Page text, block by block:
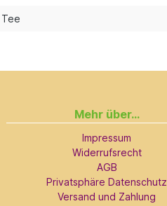
Mehr über...
Impressum
Widerrufsrecht
AGB
Privatsphäre Datenschutz
Versand und Zahlung